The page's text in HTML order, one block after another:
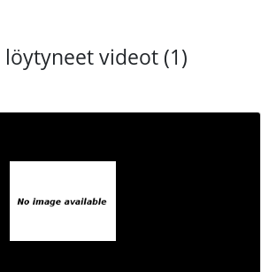
löytyneet videot (1)